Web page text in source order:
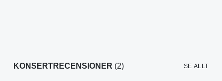
KONSERTRECENSIONER (2) SE ALLT